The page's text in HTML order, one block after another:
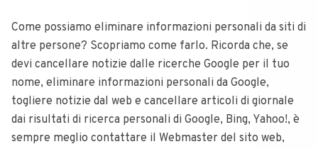
Come possiamo eliminare informazioni personali da siti di
altre persone? Scopriamo come farlo. Ricorda che, se
devi cancellare notizie dalle ricerche Google per il tuo
nome, eliminare informazioni personali da Google,
togliere notizie dal web e cancellare articoli di giornale
dai risultati di ricerca personali di Google, Bing, Yahoo!, è
sempre meglio contattare il Webmaster del sito web,